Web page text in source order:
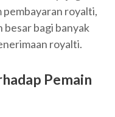
pembayaran royalti,
besar bagi banyak
royalti.
Pemain